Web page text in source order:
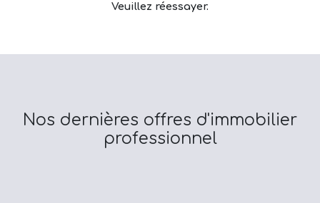
Veuillez réessayer.
Nos dernières offres d'immobilier
professionnel